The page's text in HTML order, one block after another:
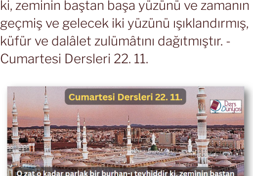
ki, zeminin baştan başa yüzünü ve zamanın
geçmiş ve gelecek iki yüzünü ışıklandırmış,
küfür ve dalâlet zulümâtını dağıtmıştır. -
Cumartesi Dersleri 22. 11.